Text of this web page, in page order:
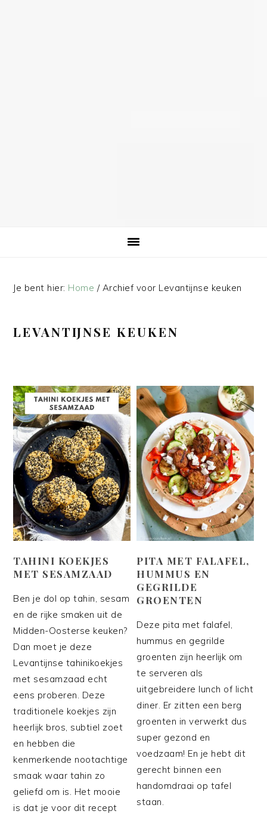
Je bent hier: Home /Archief voor Levantijnse keuken
LEVANTIJNSE KEUKEN
TAHINI KOEKJES
MET SESAMZAAD
Ben je dol op tahin, sesam
en de rijke smaken uit de
Midden-Oosterse keuken?
Dan moet je deze
Levantijnse tahinikoekjes
met sesamzaad echt
eens proberen. Deze
traditionele koekjes zijn
heerlijk bros, subtiel zoet
en hebben die
kenmerkende nootachtige
smaak waar tahin zo
geliefd om is. Het mooie
is dat je voor dit recept
PITA MET FALAFEL,
HUMMUS EN
GEGRILDE
GROENTEN
Deze pita met falafel,
hummus en gegrilde
groenten zijn heerlijk om
te serveren als
uitgebreidere lunch of licht
diner. Er zitten een berg
groenten in verwerkt dus
super gezond en
voedzaam! En je hebt dit
gerecht binnen een
handomdraai op tafel
staan.